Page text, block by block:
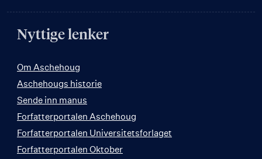
Nyttige lenker
Om Aschehoug
Aschehougs historie
Sende inn manus
Forfatterportalen Aschehoug
Forfatterportalen Universitetsforlaget
Forfatterportalen Oktober